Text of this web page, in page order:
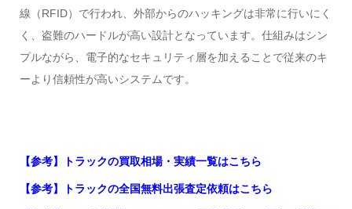
線（RFID）で行われ、外部からのハッキングは非常に行いにく
く、盗難のハードルが高い設計となっています。仕組みはシン
プルながら、電子的なセキュリティ層を加えることで従来のキ
ーより信頼性が高いシステムです。
【参考】トラックの買取相場・実績一覧はこちら
【参考】トラックの全国無料出張査定依頼はこちら